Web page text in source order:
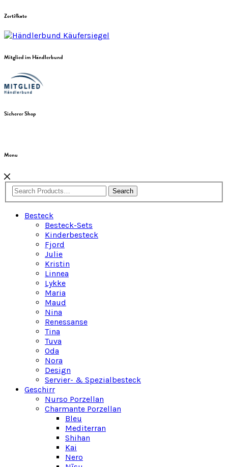
Zertifkate
Mitglied im Händlerbund
Sicherer Shop
Menu
Search
Besteck
Besteck-Sets
Kinderbesteck
Fjord
Julie
Kristin
Linnea
Lykke
Maria
Maud
Nina
Renessanse
Tina
Tuva
Oda
Nora
Design
Servier- & Spezialbesteck
Geschirr
Nurso Porzellan
Charmante Porzellan
Bleu
Mediterran
Shihan
Kai
Nero